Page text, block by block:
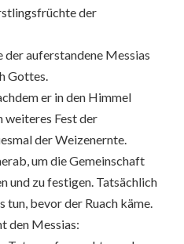
der
auferstandene Messias
Gottes.
er in den Himmel
weiteres Fest der
der Weizenernte.
um die Gemeinschaft
und zu festigen. Tatsächlich
tun, bevor der Ruach käme.
den Messias: